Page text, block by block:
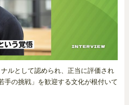
ルとして認められ、正当に評価され
の挑戦」を歓迎する文化が根付いて